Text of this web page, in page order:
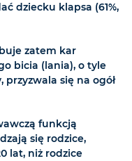
dziecku klapsa (61%,
zatem kar
bicia (lania), o tyle
się na ogół
funkcją
się rodzice,
lat, niż rodzice